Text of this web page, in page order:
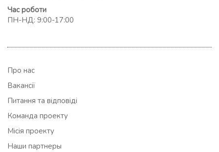
Час роботи
ПН-НД: 9:00-17:00
Про нас
Вакансії
Питання та відповіді
Команда проекту
Місія проекту
Наши партнеры